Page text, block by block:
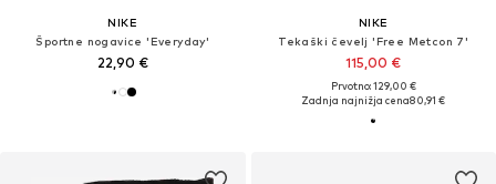
NIKE
Športne nogavice 'Everyday'
22,90 €
NIKE
Tekaški čevelj 'Free Metcon 7'
115,00 €
Prvotno: 129,00 €
Zadnja najnižja cena80,91 €